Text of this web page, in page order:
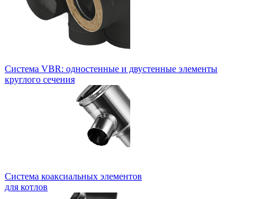
Система VBR: одностенные и двустенные элементы
круглого сечения
Система коаксиальных элементов
для котлов